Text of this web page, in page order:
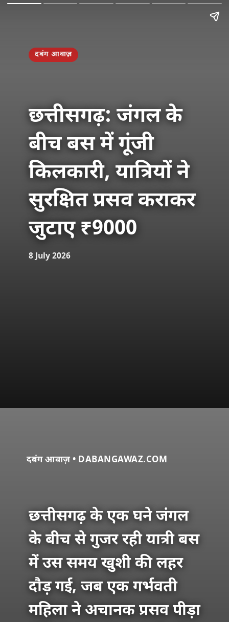
दबंग आवाज़
छत्तीसगढ़: जंगल के
बीच बस में गूंजी
किलकारी, यात्रियों ने
सुरक्षित प्रसव कराकर
जुटाए ₹9000
8 July 2026
दबंग आवाज़ • DABANGAWAZ.COM
छत्तीसगढ़ के एक घने जंगल
के बीच से गुजर रही यात्री बस
में उस समय खुशी की लहर
दौड़ गई, जब एक गर्भवती
महिला ने अचानक प्रसव पीड़ा